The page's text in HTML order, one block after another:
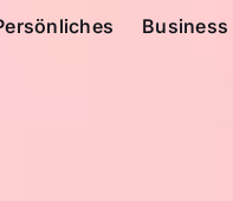
Business